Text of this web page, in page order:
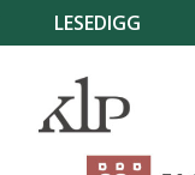
LESEDIGG